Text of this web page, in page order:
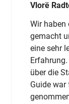
Vlorë
Wir haben
gemacht
eine sehr
über die
Guide